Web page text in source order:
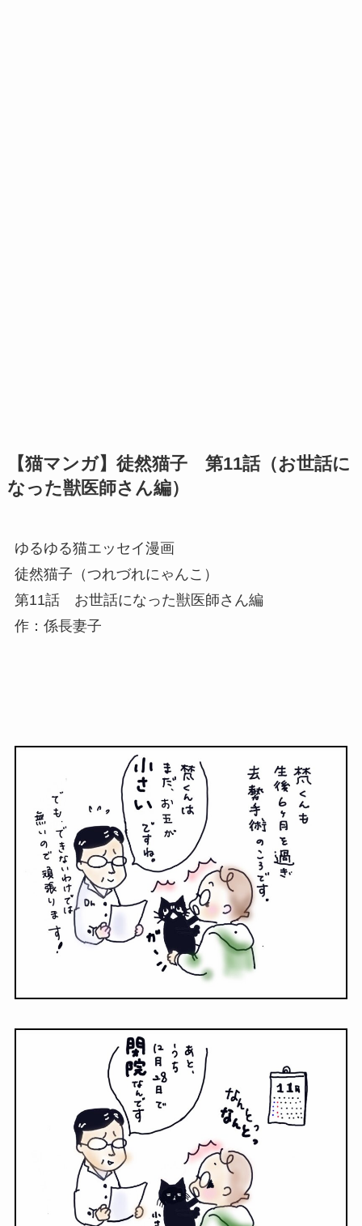
【猫マンガ】徒然猫子 第11話（お世話に
なった獣医師さん編）
ゆるゆる猫エッセイ漫画
徒然猫子（つれづれにゃんこ）
第11話 お世話になった獣医師さん編
作：係長妻子